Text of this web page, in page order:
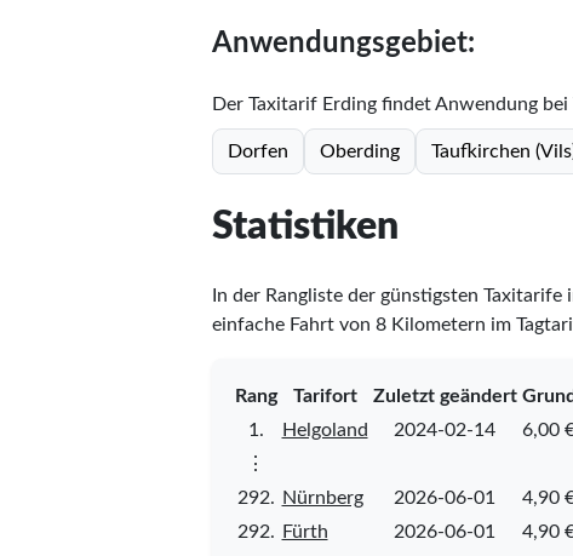
Anwendungsgebiet:
Der Taxitarif Erding findet Anwendung
Dorfen Oberding Taufkirchen
Statistiken
In der Rangliste der günstigsten
einfache Fahrt von 8 Kilometern im
Rang Tarifort Zuletzt geändert
1.
Helgoland 2024-02-14 6,00
⋮
292. Nürnberg 2026-06-01 4,90
292.
Fürth 2026-06-01 4,90